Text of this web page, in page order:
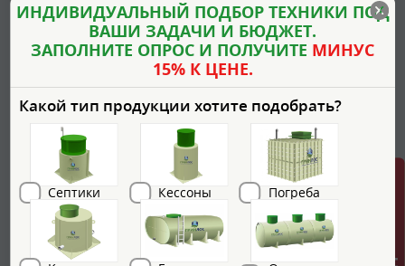
ГРИНЛОС Емкость 5 м3 вертикальная
цилиндрическая подземная
ИНДИВИДУАЛЬНЫЙ ПОДБОР ТЕХНИКИ ПОД
ВАШИ ЗАДАЧИ И БЮДЖЕТ.
ЗАПОЛНИТЕ ОПРОС И ПОЛУЧИТЕ МИНУС
15% К ЦЕНЕ.
Какой тип продукции хотите подобрать?
Септики Кессоны Погреба